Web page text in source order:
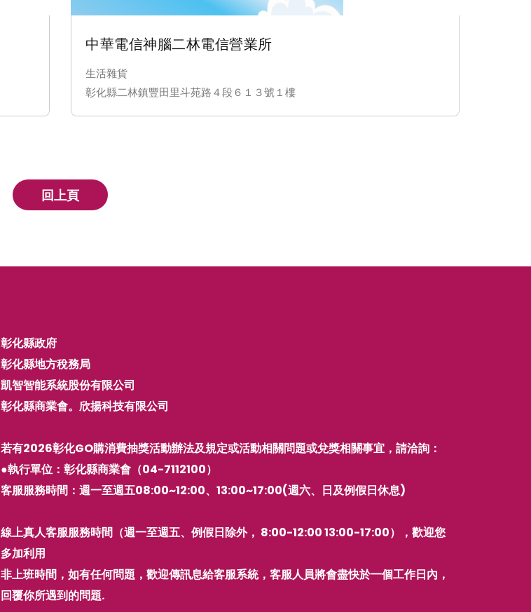
中華電信神腦二林電信營業所
生活雜貨
彰化縣二林鎮豐田里斗苑路４段６１３號１樓
回上頁
彰化縣政府
彰化縣地方稅務局
凱智智能系統股份有限公司
彰化縣商業會。欣揚科技有限公司
若有2026彰化GO購消費抽獎活動辦法及規定或活動相關問題或兌獎相關事宜，請洽詢：
●執行單位：彰化縣商業會（04-7112100）
客服服務時間：週一至週五08:00~12:00、13:00~17:00(週六、日及例假日休息)
線上真人客服服務時間（週一至週五、例假日除外， 8:00-12:00 13:00-17:00），歡迎您
多加利用
非上班時間，如有任何問題，歡迎傳訊息給客服系統，客服人員將會盡快於一個工作日內，
回覆你所遇到的問題.